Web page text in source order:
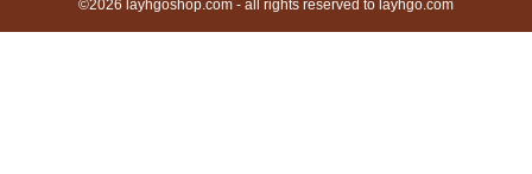
©2026 layhgoshop.com - all rights reserved to layhgo.com